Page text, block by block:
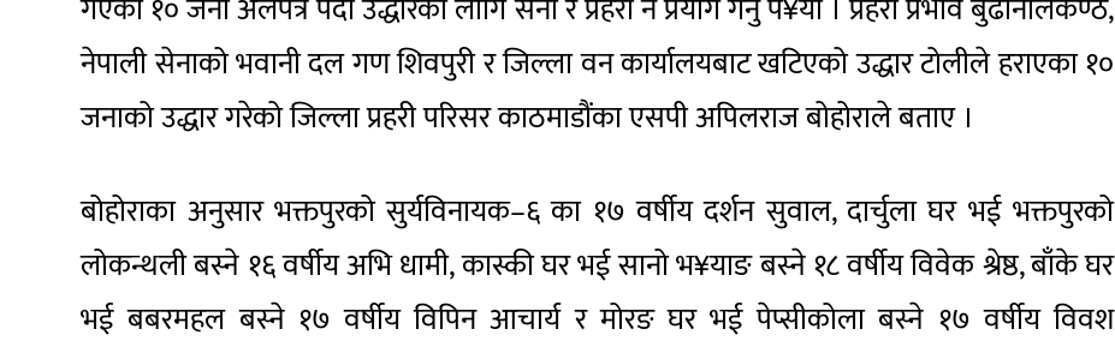
गएका १० जना अलपत्र पर्दा उद्धारका लागि सेना र प्रहरी नै प्रयोग गर्नु प¥यो । प्रहरी प्रभाव बुढानीलकण्ठ,
नेपाली सेनाको भवानी दल गण शिवपुरी र जिल्ला वन कार्यालयबाट खटिएको उद्धार टोलीले हराएका १०
जनाको उद्धार गरेको जिल्ला प्रहरी परिसर काठमाडौंका एसपी अपिलराज बोहोराले बताए ।
बोहोराका अनुसार भक्तपुरको सुर्यविनायक–६ का १७ वर्षीय दर्शन सुवाल, दार्चुला घर भई भक्तपुरको
लोकन्थली बस्ने १६ वर्षीय अभि धामी, कास्की घर भई सानो भ¥याङ बस्ने १८ वर्षीय विवेक श्रेष्ठ, बाँके घर
भई बबरमहल बस्ने १७ वर्षीय विपिन आचार्य र मोरङ घर भई पेप्सीकोला बस्ने १७ वर्षीय विवश